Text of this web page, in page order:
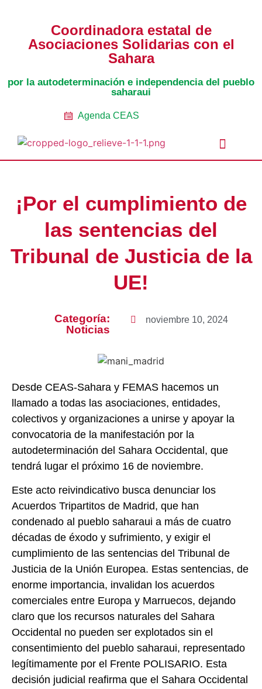
Coordinadora estatal de
Asociaciones Solidarias con el
Sahara
por la autodeterminación e independencia del pueblo
saharaui
Agenda CEAS
¡Por el cumplimiento de
las sentencias del
Tribunal de Justicia de la
UE!
Categoría:
Noticias
noviembre 10, 2024
Desde CEAS-Sahara y FEMAS hacemos un
llamado a todas las asociaciones, entidades,
colectivos y organizaciones a unirse y apoyar la
convocatoria de la manifestación por la
autodeterminación del Sahara Occidental, que
tendrá lugar el próximo 16 de noviembre.
Este acto reivindicativo busca denunciar los
Acuerdos Tripartitos de Madrid, que han
condenado al pueblo saharaui a más de cuatro
décadas de éxodo y sufrimiento, y exigir el
cumplimiento de las sentencias del Tribunal de
Justicia de la Unión Europea. Estas sentencias, de
enorme importancia, invalidan los acuerdos
comerciales entre Europa y Marruecos, dejando
claro que los recursos naturales del Sahara
Occidental no pueden ser explotados sin el
consentimiento del pueblo saharaui, representado
legítimamente por el Frente POLISARIO. Esta
decisión judicial reafirma que el Sahara Occidental